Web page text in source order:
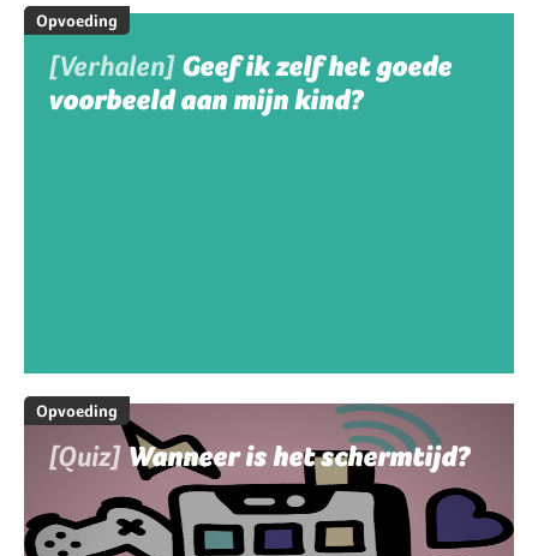
Opvoeding
[Verhalen] Geef ik zelf het goede
voorbeeld aan mijn kind?
Opvoeding
[Quiz] Wanneer is het schermtijd?